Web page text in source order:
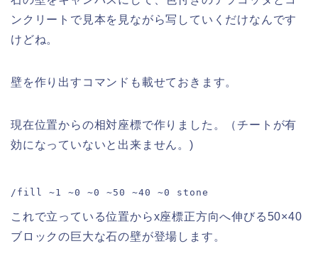
ンクリートで見本を見ながら写していくだけなんです
けどね。
壁を作り出すコマンドも載せておきます。
現在位置からの相対座標で作りました。（チートが有
効になっていないと出来ません。)
/fill ~1 ~0 ~0 ~50 ~40 ~0 stone
これで立っている位置からx座標正方向へ伸びる50×40
ブロックの巨大な石の壁が登場します。